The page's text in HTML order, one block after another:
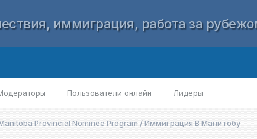
иммиграция, работа за
Пользователи онлайн Лидеры
Provincial Nominee Program / Иммиграция В Манитобу